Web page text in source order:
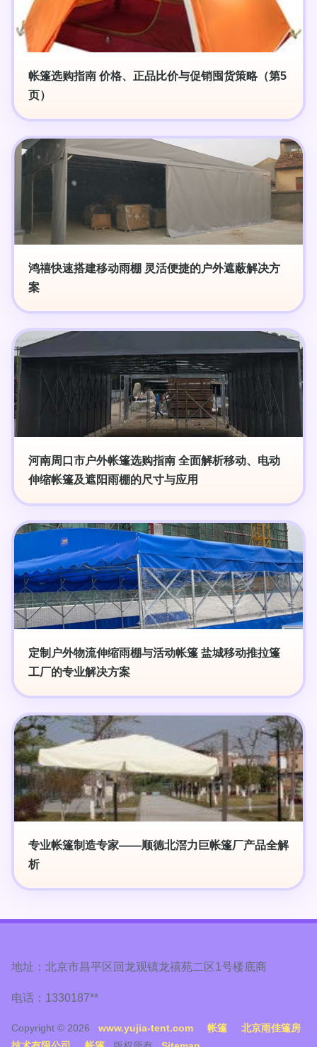
帐篷选购指南 价格、正品比价与促销囤货策略（第5
页）
鸿禧快速搭建移动雨棚 灵活便捷的户外遮蔽解决方
案
河南周口市户外帐篷选购指南 全面解析移动、电动
伸缩帐篷及遮阳雨棚的尺寸与应用
定制户外物流伸缩雨棚与活动帐篷 盐城移动推拉篷
工厂的专业解决方案
专业帐篷制造专家——顺德北滘力巨帐篷厂产品全解
析
地址：北京市昌平区回龙观镇龙禧苑二区1号楼底商
电话：1330187**
Copyright © 2026 www.yujia-tent.com 帐篷
北京雨佳篷房